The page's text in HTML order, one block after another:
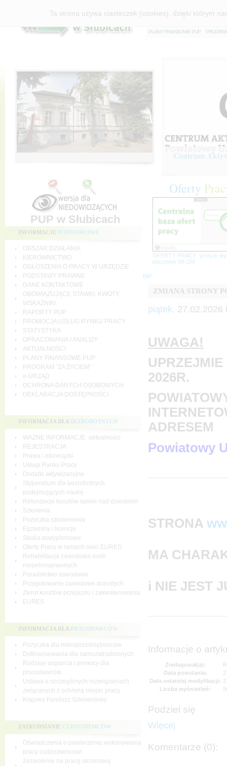
BOWIĄZUJĄCE STAWKI, KWOTY,
PLANY FINANSOWE PUP P
Centrum
PUP w Słubicach
INFORMACJE PODSTAWOWE
OBSZAR DZIAŁANIA
KIEROWNICTWO
OGŁOSZENIA O PRACY W URZĘDZIE
PODSTAWY PRAWNE
DANE KONTAKTOWE
OBOWIĄZUJĄCE STAWKI, KWOTY,
WSKAŹNIKI
RAPORTY PUP
PROMOCJA USŁUG RYNKU PRACY
STATYSTYKA
OPRACOWANIA I ANALIZY
AKTUALNOŚCI
PLANY FINANSOWE PUP
PROGRAM "ZA ŻYCIEM"
e-URZĄD
OCHRONA DANYCH OSOBOWYCH
DEKLARACJA DOSTĘPNOŚCI
INFORMACJA DLA BEZROBOTNYCH
WAŻNE INFORMACJE -aktualności
REJESTRACJA
Prawa i obowiązki
Usługi Rynku Pracy
Dodatki aktywizacyjne
Stypendium dla bezrobotnych
podejmujących naukę
Refundacje kosztów opieki nad dzieckiem
Szkolenia
Pożyczka szkoleniowa
Egzaminy i licencje
Studia podyplomowe
Oferty Pracy w ramach sieci EURES
Rehabilitacja zawodowa osób
niepełnosprawnych
Poradnictwo zawodowe
Przygotowanie zawodowe dorosłych
Zwrot kosztów przejazdu i zakwaterowania
EURES
INFORMACJA DLA PRACODAWCÓW
Pożyczka dla mikroprzedsiębiorców
Dofinansowania dla samozatrudnionych
Rodzaje wsparcia i pomocy dla
pracodawców
Ustawa o szczególnych rozwiązaniach
związanych z ochroną miejsc pracy
Krajowy Fundusz Szkoleniowy
ZATRUDNIANIE CUDZOZIEMCÓW
Oświadczenia o powierzeniu wykonywania
pracy cudzoziemcowi
Zezwolenie na pracę sezonową
Oferty
OFERTY PRACY -proszę
pocztowy 69-100
BIP
ZMIANA STRONY
piątek, 27.02.2026
UWAGA!
2026R.
ADRESEM
Powiatowy
STRONA
MA
i NIE JEST
Informacje o
Zredagował(a):
Data powstania:
Data ostatniej modyfikacji:
Liczba wyświetleń:
Podziel się
Więcej
Komentarze (0):
Ta strona używa ciasteczek (cookies), dzięki którym